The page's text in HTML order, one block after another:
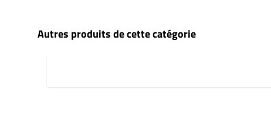
Autres produits de cette catégorie